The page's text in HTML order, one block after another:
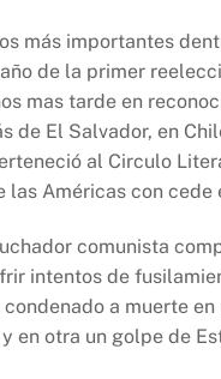
más importantes
de la primer
mas tarde en
de El Salvador, en
al Circulo
Américas con cede
comunista
intentos de
a muerte
en otra un golpe de